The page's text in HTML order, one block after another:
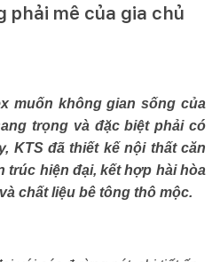
phải mê của gia chủ
muốn không gian sống của
trọng và đặc biệt phải có
KTS đã thiết kế nội thất căn
trúc hiện đại, kết hợp hài hòa
chất liệu bê tông thô mộc.